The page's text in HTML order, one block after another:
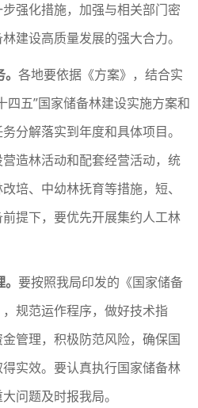
强化措施，加强与相关部门密
建设高质量发展的强大合力。
各地要依据《方案》，结合实
四五”国家储备林建设实施方案和
分解落实到年度和具体项目。
造林活动和配套经营活动，统
培、中幼林抚育等措施，短、
提下，要优先开展集约人工林
要按照我局印发的《国家储备
规范运作程序，做好技术指
管理，积极防范风险，确保国
实效。要认真执行国家储备林
问题及时报我局。